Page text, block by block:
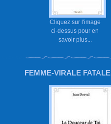
Cliquez sur l'image
ci-dessus pour en
savoir plus...
FEMME-VIRALE FATALE